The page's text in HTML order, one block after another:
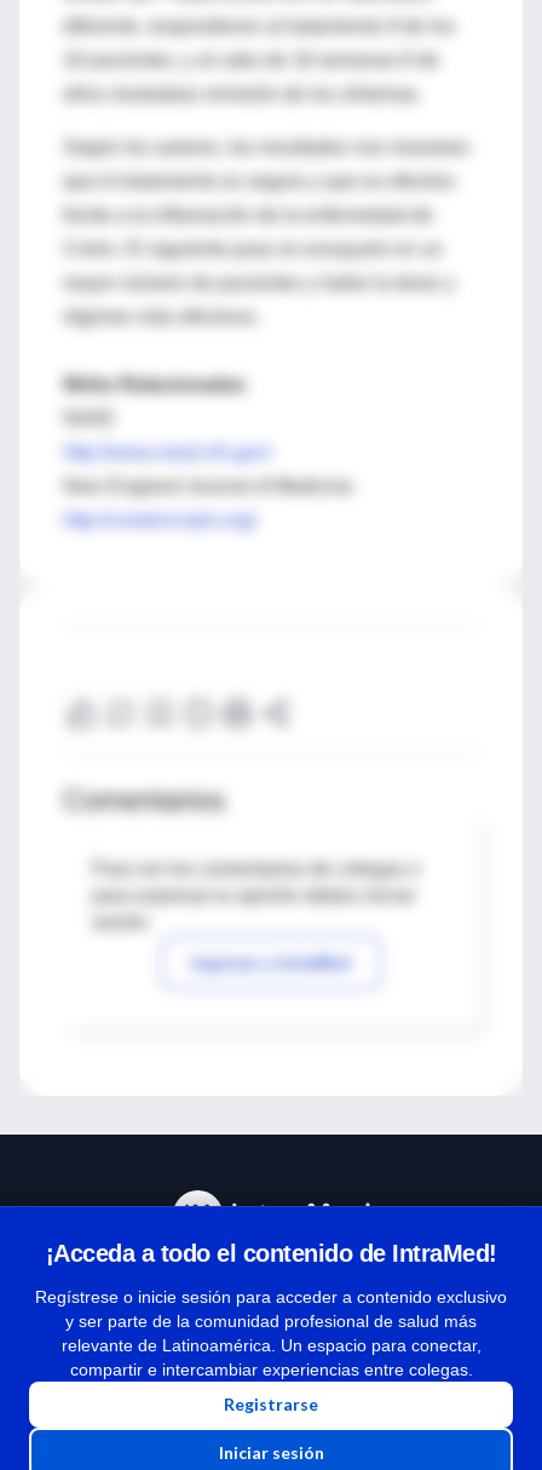
Según los autores, los resultados nos muestran
que el tratamiento es seguro y que es efectivo
Crohn. El siguiente paso es ensayarlo en un
mayor número de pacientes y hallar la dosis y
régimen más efectivos.
Webs Relacionadas
http://www.niaid.nih.gov/
New England Journal of Medicine
Comentarios
Para ver los comentarios de colegas o
Ingresar a IntraMed
¡Acceda a todo el contenido de IntraMed!
Regístrese o inicie sesión para acceder a contenido exclusivo
y ser parte de la comunidad profesional de salud más
relevante de Latinoamérica. Un espacio para conectar,
compartir e intercambiar experiencias entre colegas.
Registrarse
Iniciar sesión
Términos y condiciones
| Políticas de privacidad
| Todos los derechos reservados | Copyright 1997-2026